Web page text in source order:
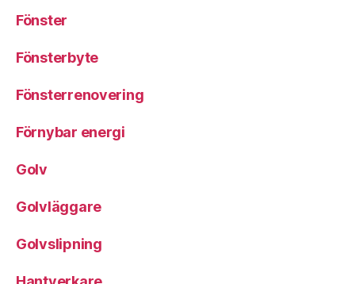
Fönster
Fönsterbyte
Fönsterrenovering
Förnybar energi
Golv
Golvläggare
Golvslipning